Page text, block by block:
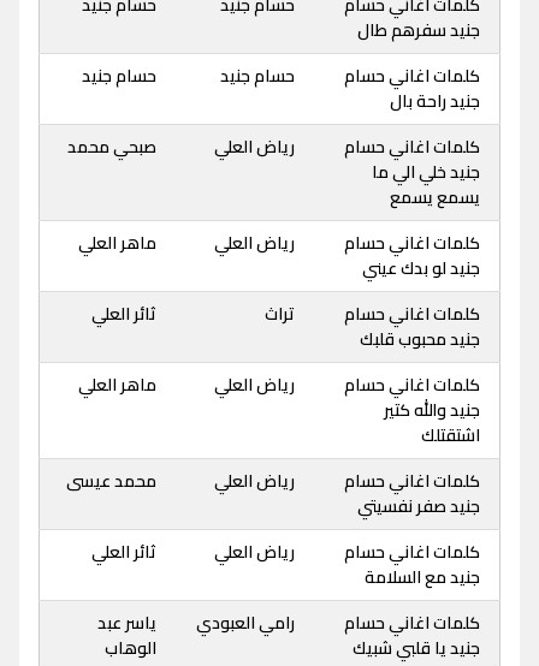
جنيد سفرهم طال
كلمات اغاني حسام
جنيد راحة بال
حسام جنيد حسام جنيد
كلمات اغاني حسام
جنيد خلي الي ما
يسمع يسمع
رياض العلي صبحي محمد
كلمات اغاني حسام
جنيد لو بدك عيني
رياض العلي ماهر العلي
كلمات اغاني حسام
جنيد محبوب قلبك
تراث ثائر العلي
كلمات اغاني حسام
جنيد والله كتير
اشتقتلك
رياض العلي ماهر العلي
كلمات اغاني حسام
جنيد صفر نفسيتي
رياض العلي محمد عيسى
كلمات اغاني حسام
جنيد مع السلامة
رياض العلي ثائر العلي
كلمات اغاني حسام
جنيد يا قلبي شبيك
رامي العبودي
ياسر عبد
الوهاب